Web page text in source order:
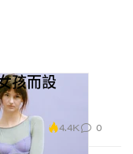
孩而設
4.4K 0